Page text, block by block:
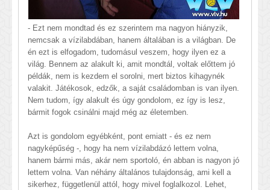
- Ezt nem mondtad és ez szerintem ma nagyon hiányzik,
nemcsak a vízilabdában, hanem általában is a világban. De
én ezt is elfogadom, tudomásul veszem, hogy ilyen ez a
világ. Bennem az alakult ki, amit mondtál, voltak előttem jó
példák, nem is kezdem el sorolni, mert biztos kihagynék
valakit. Játékosok, edzők, a saját családomban is van ilyen.
Nem tudom, így alakult és úgy gondolom, ez így is lesz,
bármit fogok csinálni majd még az életemben.
Azt is gondolom egyébként, pont emiatt - és ez nem
nagyképűség -, hogy ha nem vízilabdázó lettem volna,
hanem bármi más, akár nem sportoló, én abban is nagyon jó
lettem volna. Van néhány általános tulajdonság, ami kell a
sikerhez, függetlenül attól, hogy mivel foglalkozol. Lehet,